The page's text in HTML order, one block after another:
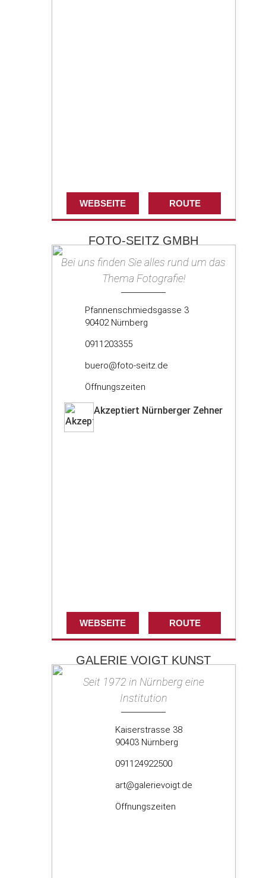
FOTO-SEITZ GMBH
Bei uns finden Sie alles rund um das
Thema Fotografie!
Pfannenschmiedsgasse 3
90402 Nürnberg
0911203355
buero@foto-seitz.de
Öffnungszeiten
Akzeptiert Nürnberger Zehner
WEBSEITE ROUTE
GALERIE VOIGT KUNST
Seit 1972 in Nürnberg eine
Institution
Kaiserstrasse 38
90403 Nürnberg
091124922500
art@galerievoigt.de
Öffnungszeiten
WEBSEITE ROUTE